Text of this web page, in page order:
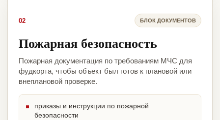
02 БЛОК ДОКУМЕНТОВ
Пожарная безопасность
Пожарная документация по требованиям МЧС для
фудкорта, чтобы объект был готов к плановой или
внеплановой проверке.
приказы и инструкции по пожарной
безопасности